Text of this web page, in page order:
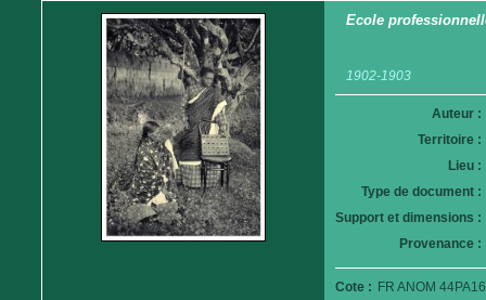
Ecole
1902-1903
Auteur :
Territoire :
Lieu :
Type de document :
Support et dimensions :
Provenance :
Cote : FR ANOM